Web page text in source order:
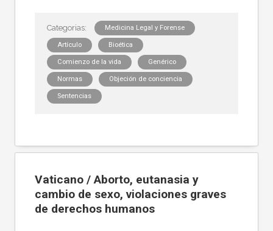
Medicina Legal y Forense
Artículo Bioética
Comienzo de la vida Genérico
Normas Objeción de conciencia
Sentencias
Vaticano / Aborto, eutanasia y
cambio de sexo, violaciones graves
de derechos humanos